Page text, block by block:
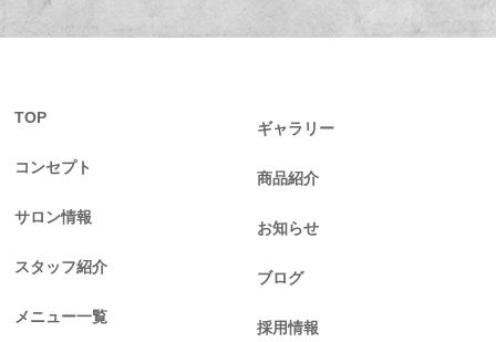
TOP
コンセプト
サロン情報
スタッフ紹介
メニュー一覧
ギャラリー
商品紹介
お知らせ
ブログ
採用情報